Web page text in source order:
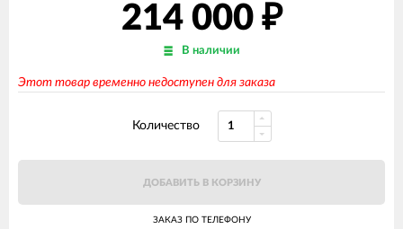
214 000 ₽
В наличии
Этот товар временно недоступен для заказа
Количество
ДОБАВИТЬ В КОРЗИНУ
ЗАКАЗ ПО ТЕЛЕФОНУ